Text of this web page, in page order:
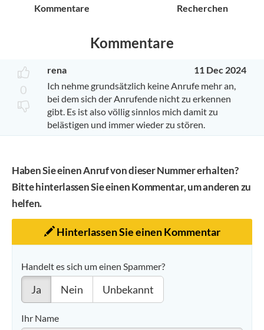
Kommentare Recherchen
Kommentare
0
rena
11 Dec 2024
Ich nehme grundsätzlich keine Anrufe mehr an,
bei dem sich der Anrufende nicht zu erkennen
gibt. Es ist also völlig sinnlos mich damit zu
belästigen und immer wieder zu stören.
Haben Sie einen Anruf von dieser Nummer erhalten?
Bitte hinterlassen Sie einen Kommentar, um anderen zu
helfen.
Hinterlassen Sie einen Kommentar
Handelt es sich um einen Spammer?
Ja Nein Unbekannt
Ihr Name